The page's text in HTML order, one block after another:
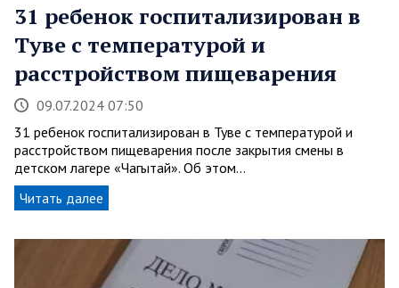
31 ребенок госпитализирован в
Туве с температурой и
расстройством пищеварения
09.07.2024 07:50
31 ребенок госпитализирован в Туве с температурой и
расстройством пищеварения после закрытия смены в
детском лагере «Чагытай». Об этом…
Читать далее